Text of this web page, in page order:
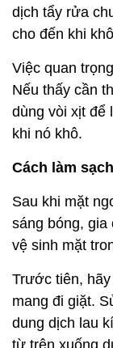
dịch tẩy rửa
cho đến khi
Việc quan
Nếu thấy cần
dùng vòi xịt để
khi nó khô.
Cách làm
Sau khi mặt
sáng bóng,
vệ sinh mặt
Trước tiên,
mang đi giặt.
dung dịch lau
từ trên xuống